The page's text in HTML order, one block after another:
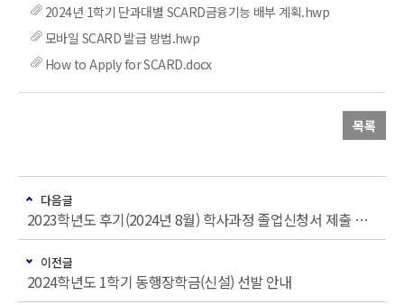
2024년 1학기 단과대별 SCARD금융기능 배부 계획.hwp
모바일 SCARD 발급 방법.hwp
How to Apply for SCARD.docx
목록
다음글
2023학년도 후기(2024년 8월) 학사과정 졸업신청서 제출 안내(~3/26.화)
이전글
2024학년도 1학기 동행장학금(신설) 선발 안내